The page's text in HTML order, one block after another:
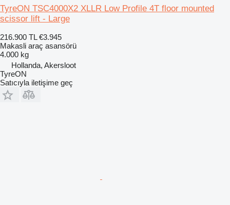
TyreON TSC4000X2 XLLR Low Profile 4T floor mounted
scissor lift - Large
216.900 TL €3.945
Makasli araç asansörü
4.000 kg
Hollanda, Akersloot
TyreON
Satıcıyla iletişime geç